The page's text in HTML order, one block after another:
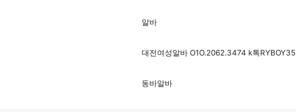
알바
대전여성알바 O1O.2062.3474 k톡
동바알바